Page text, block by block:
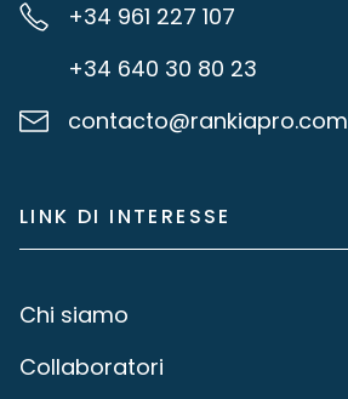
+34 961 227 107
+34 640 30 80 23
contacto@rankiapro.com
LINK DI INTERESSE
Chi siamo
Collaboratori